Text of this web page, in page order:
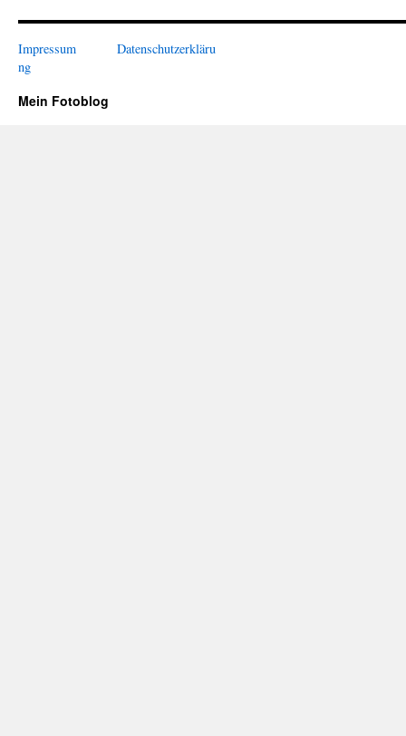
Impressum
Datenschutzerkläru
ng
Mein Fotoblog